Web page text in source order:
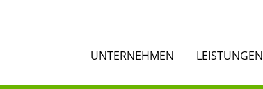
UNTERNEHMEN
LEISTUNGEN